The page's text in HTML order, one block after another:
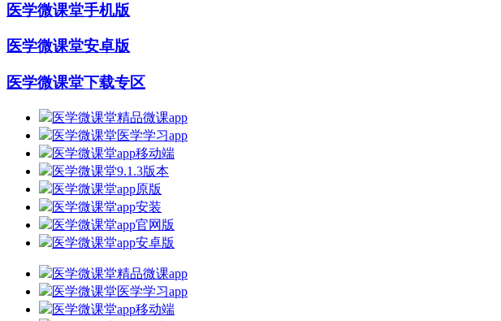
医学微课堂手机版
医学微课堂安卓版
医学微课堂下载专区
医学微课堂精品微课app
医学微课堂医学学习app
医学微课堂app移动端
医学微课堂9.1.3版本
医学微课堂app原版
医学微课堂app安装
医学微课堂app官网版
医学微课堂app安卓版
医学微课堂精品微课app
医学微课堂医学学习app
医学微课堂app移动端